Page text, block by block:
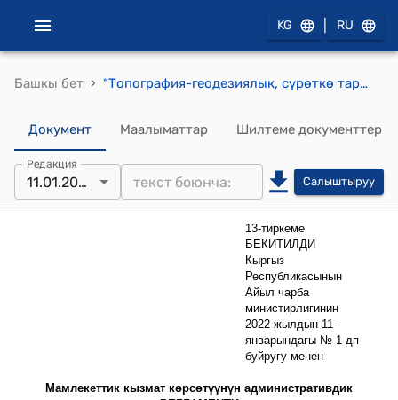
KG RU
Башкы бет › “Топография-геодезиялык, сүрөткө тартуу жана картографиялык иштер боюнча материалдарды берүү” жөнүндө Мамлекеттик кызмат көрсөтүүнүн административдик регламенти (Кыргыз Республикасынын Айыл чарба министрлигинин 2022-жылдын 11-январындагы № 1-дп "Мамлекеттик кызмат көрсөтүүлөрдүн административдик регламенттерин бекитүү жөнүндө" буйругуна)
Документ Маалыматтар Шилтеме документтер
Редакция
11.01.2022 Салыштыруу